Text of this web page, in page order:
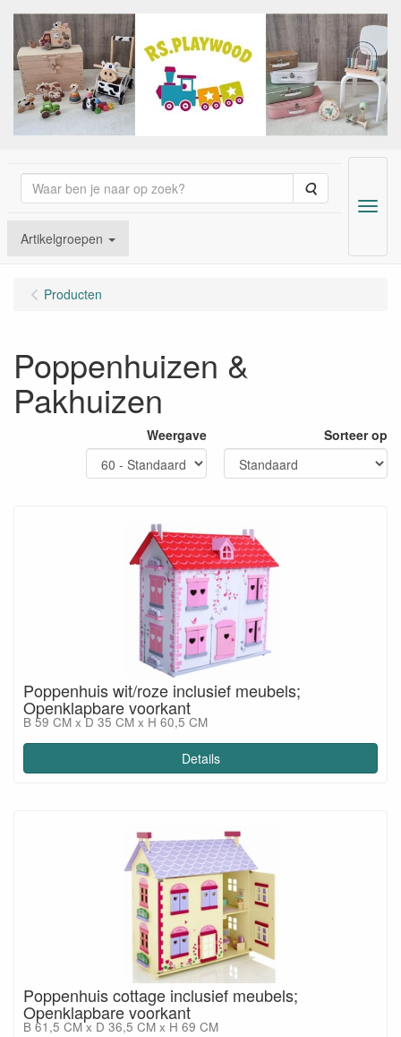
Zoeken
Artikelgroepen
Menu
Producten
Poppenhuizen &
Pakhuizen
Weergave Sorteer op
Poppenhuis wit/roze inclusief meubels;
Openklapbare voorkant
B 59 CM x D 35 CM x H 60,5 CM
Details
Poppenhuis cottage inclusief meubels;
Openklapbare voorkant
B 61,5 CM x D 36,5 CM x H 69 CM